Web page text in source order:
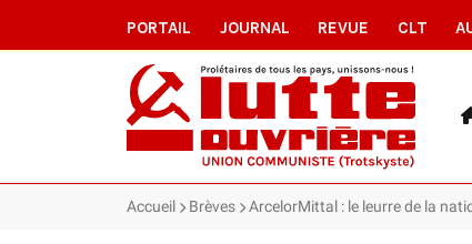
PORTAIL JOURNAL REVUE CLT
Accueil Brèves ArcelorMittal : le leurre de la